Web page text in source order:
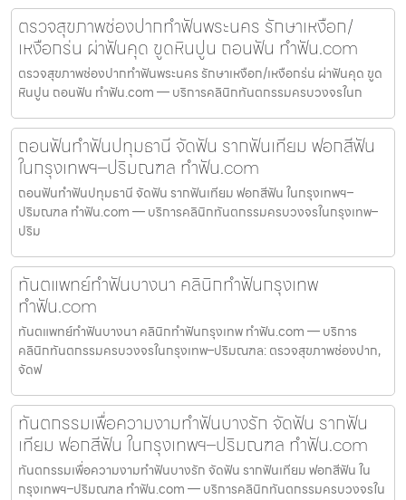
ตรวจสุขภาพช่องปากทำฟันพระนคร รักษาเหงือก/
เหงือกร่น ผ่าฟันคุด ขูดหินปูน ถอนฟัน ทำฟัน.com
ตรวจสุขภาพช่องปากทำฟันพระนคร รักษาเหงือก/เหงือกร่น ผ่าฟันคุด ขูด
หินปูน ถอนฟัน ทำฟัน.com — บริการคลินิกทันตกรรมครบวงจรในก
ถอนฟันทำฟันปทุมธานี จัดฟัน รากฟันเทียม ฟอกสีฟัน
ในกรุงเทพฯ–ปริมณฑล ทำฟัน.com
ถอนฟันทำฟันปทุมธานี จัดฟัน รากฟันเทียม ฟอกสีฟัน ในกรุงเทพฯ–
ปริมณฑล ทำฟัน.com — บริการคลินิกทันตกรรมครบวงจรในกรุงเทพ–
ปริม
ทันตแพทย์ทำฟันบางนา คลินิกทำฟันกรุงเทพ
ทำฟัน.com
ทันตแพทย์ทำฟันบางนา คลินิกทำฟันกรุงเทพ ทำฟัน.com — บริการ
คลินิกทันตกรรมครบวงจรในกรุงเทพ–ปริมณฑล: ตรวจสุขภาพช่องปาก,
จัดฟ
ทันตกรรมเพื่อความงามทำฟันบางรัก จัดฟัน รากฟัน
เทียม ฟอกสีฟัน ในกรุงเทพฯ–ปริมณฑล ทำฟัน.com
ทันตกรรมเพื่อความงามทำฟันบางรัก จัดฟัน รากฟันเทียม ฟอกสีฟัน ใน
กรุงเทพฯ–ปริมณฑล ทำฟัน.com — บริการคลินิกทันตกรรมครบวงจรใน